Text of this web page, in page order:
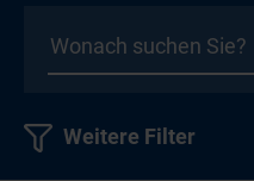
Weitere Filter